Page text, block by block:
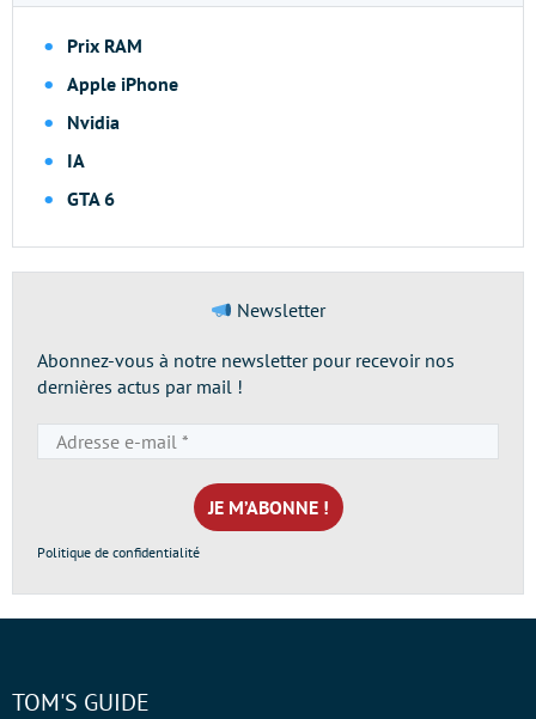
Prix RAM
Apple iPhone
Nvidia
IA
GTA 6
Newsletter
Abonnez-vous à notre newsletter pour recevoir nos
dernières actus par mail !
e-
mail
*
Politique de confidentialité
TOM'S GUIDE